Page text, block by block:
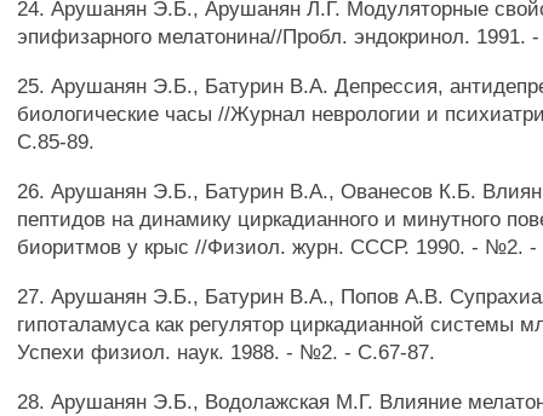
24. Арушанян Э.Б., Арушанян Л.Г. Модуляторные
эпифизарного мелатонина//Пробл. эндокринол.
25. Арушанян Э.Б., Батурин В.А. Депрессия,
биологические часы //Журнал неврологии и
С.85-89.
26. Арушанян Э.Б., Батурин В.А., Ованесов К.Б.
пептидов на динамику циркадианного и минутного
биоритмов у крыс //Физиол. журн. СССР. 1990. - №2. -
27. Арушанян Э.Б., Батурин В.А., Попов А.В.
гипоталамуса как регулятор циркадианной системы
Успехи физиол. наук. 1988. - №2. - С.67-87.
28. Арушанян Э.Б., Водолажская М.Г. Влияние